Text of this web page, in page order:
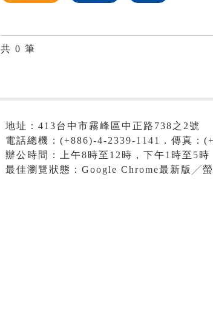
共 0 筆
地址：413台中市霧峰區中正路738之2號
電話總機：(+886)-4-2339-1141．傳真：
辦公時間：上午8時至12時，下午1時至5時
最佳瀏覽狀態：Google Chrome最新版╱